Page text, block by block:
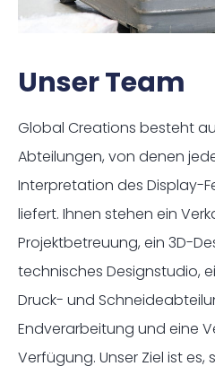
Unser Team
Global Creations besteht
Abteilungen, von denen
Interpretation des Display-
liefert. Ihnen stehen ein
Projektbetreuung, ein 3D-
technisches Designstudio,
Druck- und
Endverarbeitung und eine
Verfügung. Unser Ziel ist